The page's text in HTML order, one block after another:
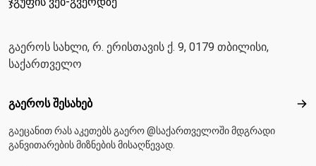
გაეროს სახლი, რ. ერისთავის ქ. 9, 0179 თბილისი,
საქართველო
Footer menu
გაეროს შესახებ
გაეცანით რას აკეთებს გაერო @საქართველოში მდგრადი
განვითარების მიზნების მისაღწევად.